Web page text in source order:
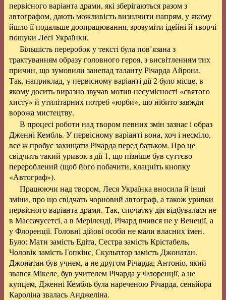
первісного варіанта драми, які зберігаються разом з
автографом, дають можливість визначити напрям, у якому
йшло її подальше доопрацювання, зрозуміти ідейні й творчі
пошуки Лесі Українки.
Більшість переробок у тексті була пов’язана з
трактуванням образу головного героя, з висвітленням тих
причин, що зумовили занепад таланту Річарда Айрона.
Так, наприклад, у первісному варіанті дії 2 було місце, в
якому досить виразно звучав мотив несумісності «святого
хисту» й утилітарних потреб «юрби», що нібито завжди
ворожа мистецтву.
В процесі роботи над твором певних змін зазнає і образ
Дженні Кембль. У первісному варіанті вона, хоч і несміло,
все ж пробує захищати Річарда перед батьком. Про це
свідчить такий уривок з дії 1, що пізніше був суттєво
перероблений (щоб його побачити, клацніть кнопку
«Автограф»).
Працюючи над твором, Леся Українка вносила й інші
зміни, про що свідчать чорновий автограф, а також уривки
первісного варіанта драми. Так, спочатку дія відбувалася не
в Массачусетсі, а в Меріленді, Річард вчився не у Венеції, а
у Флоренції. Головні дійові особи не мали власних імен.
Було: Мати замість Едіта, Сестра замість Крістабель,
Чоловік замість Гопкінс, Скульптор замість Джонатан.
Джонатан був учнем, а не другом Річарда; Антоніо, який
звався Мікеле, був учителем Річарда у Флоренції, а не
купцем, Дженні Кембль була нареченою Річарда, сеньйора
Кароліна звалась Анджеліна.